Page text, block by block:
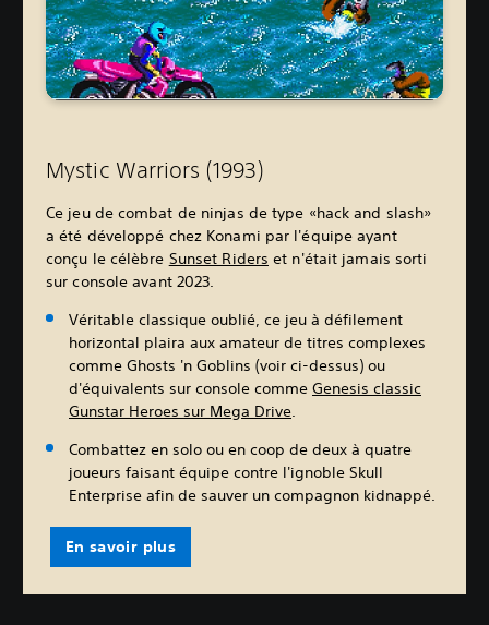
Mystic Warriors (1993)
Ce jeu de combat de ninjas de type «hack and slash»
a été développé chez Konami par l'équipe ayant
conçu le célèbre Sunset Riders et n'était jamais sorti
sur console avant 2023.
Véritable classique oublié, ce jeu à défilement
horizontal plaira aux amateur de titres complexes
comme Ghosts 'n Goblins (voir ci-dessus) ou
d'équivalents sur console comme Genesis classic
Gunstar Heroes sur Mega Drive
Combattez en solo ou en coop de deux à quatre
joueurs faisant équipe contre l'ignoble Skull
Enterprise afin de sauver un compagnon kidnappé.
En savoir plus